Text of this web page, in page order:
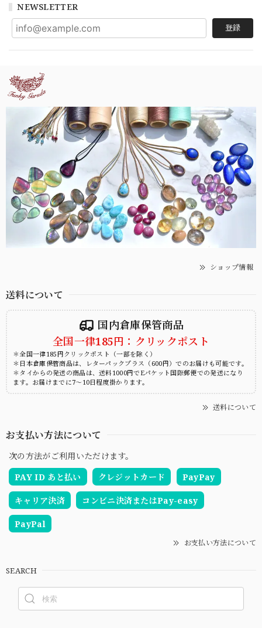
NEWSLETTER
登録
ショップ情報
送料について
国内倉庫保管商品
全国一律185円：クリックポスト
＊全国一律185円クリックポスト（一部を除く）
＊日本倉庫保管商品は、レターパックプラス（600円）でのお届けも可能です。
＊タイからの発送の商品は、送料1000円でEパケット国際郵便での発送になり
ます。お届けまでに7～10日程度掛かります。
送料について
お支払い方法について
次の方法がご利用いただけます。
PAY ID あと払い
クレジットカード PayPay
キャリア決済 コンビニ決済またはPay-easy
PayPal
お支払い方法について
SEARCH